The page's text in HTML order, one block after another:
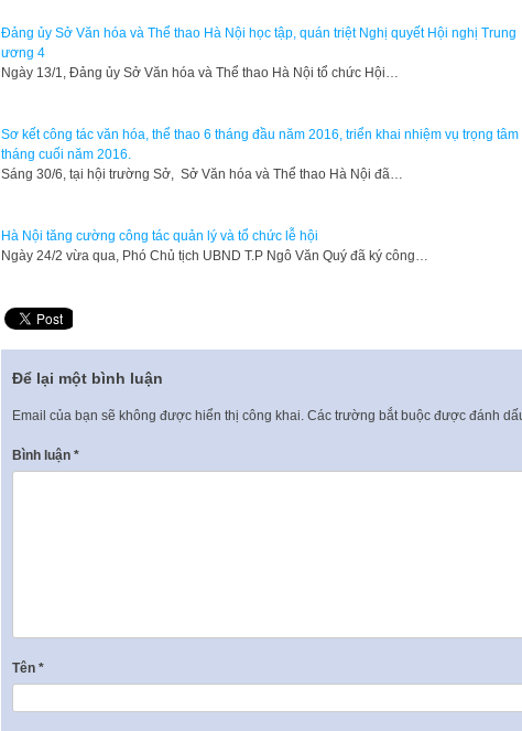
Đảng ủy Sở Văn hóa và Thể thao Hà Nội học tập, quán triệt Nghị quyết Hội nghị Trung
ương 4
Ngày 13/1, Đảng ủy Sở Văn hóa và Thể thao Hà Nội tổ chức Hội…
Sơ kết công tác văn hóa, thể thao 6 tháng đầu năm 2016, triển khai nhiệm vụ trọng tâm
tháng cuối năm 2016.
Sáng 30/6, tại hội trường Sở, Sở Văn hóa và Thể thao Hà Nội đã…
Hà Nội tăng cường công tác quản lý và tổ chức lễ hội
Ngày 24/2 vừa qua, Phó Chủ tịch UBND T.P Ngô Văn Quý đã ký công…
Để lại một bình luận
Email của bạn sẽ không được hiển thị công khai. Các trường bắt buộc được đánh
Bình luận *
Tên *